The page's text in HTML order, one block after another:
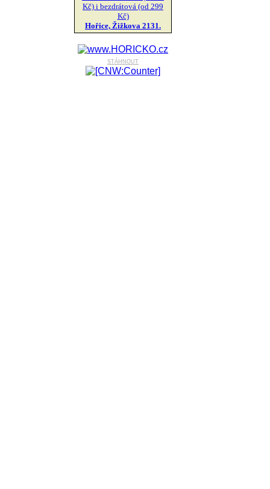
Kč) i bezdrátová (od 299
Kč)
Hořice, Žižkova 2131.
stáhnout